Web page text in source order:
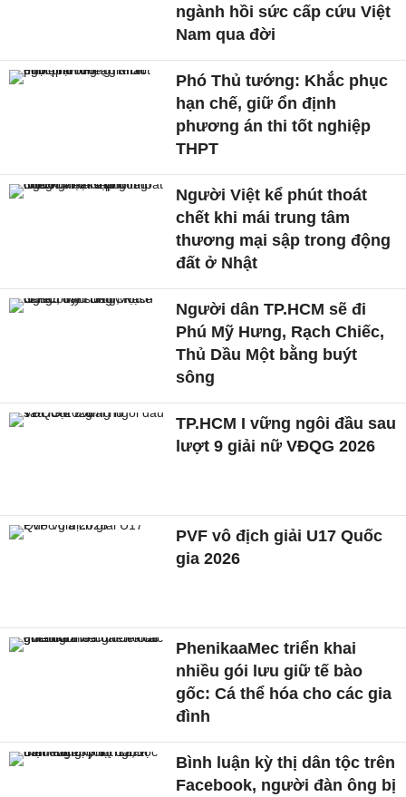
ngành hồi sức cấp cứu Việt
Nam qua đời
Phó Thủ tướng: Khắc phục
hạn chế, giữ ổn định
phương án thi tốt nghiệp
THPT
Người Việt kể phút thoát
chết khi mái trung tâm
thương mại sập trong động
đất ở Nhật
Người dân TP.HCM sẽ đi
Phú Mỹ Hưng, Rạch Chiếc,
Thủ Dầu Một bằng buýt
sông
TP.HCM I vững ngôi đầu sau
lượt 9 giải nữ VĐQG 2026
PVF vô địch giải U17 Quốc
gia 2026
PhenikaaMec triển khai
nhiều gói lưu giữ tế bào
gốc: Cá thể hóa cho các gia
đình
Bình luận kỳ thị dân tộc trên
Facebook, người đàn ông bị